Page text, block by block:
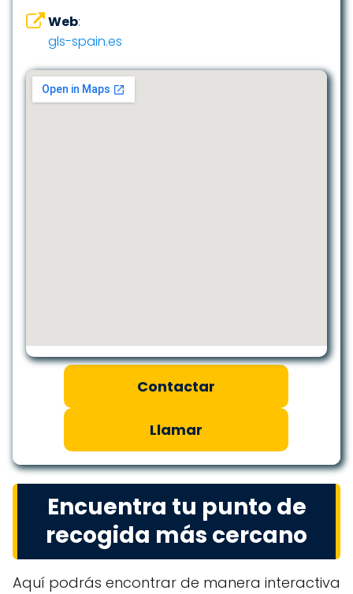
Web:
gls-spain.es
Contactar
Llamar
Encuentra tu punto de
recogida más cercano
Aquí podrás encontrar de manera interactiva